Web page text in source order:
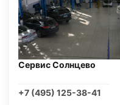
Сервис Солнцево
+7 (495) 125-38-41